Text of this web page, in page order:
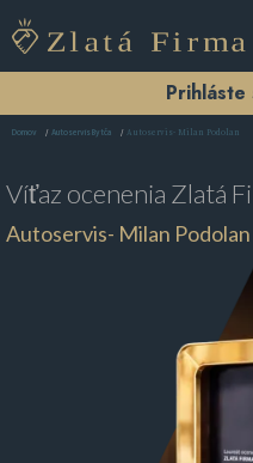
Domov Autoservis Bytča Autoservis- Milan Podolan
Víťaz ocenenia Zlatá
Autoservis- Milan Podolan